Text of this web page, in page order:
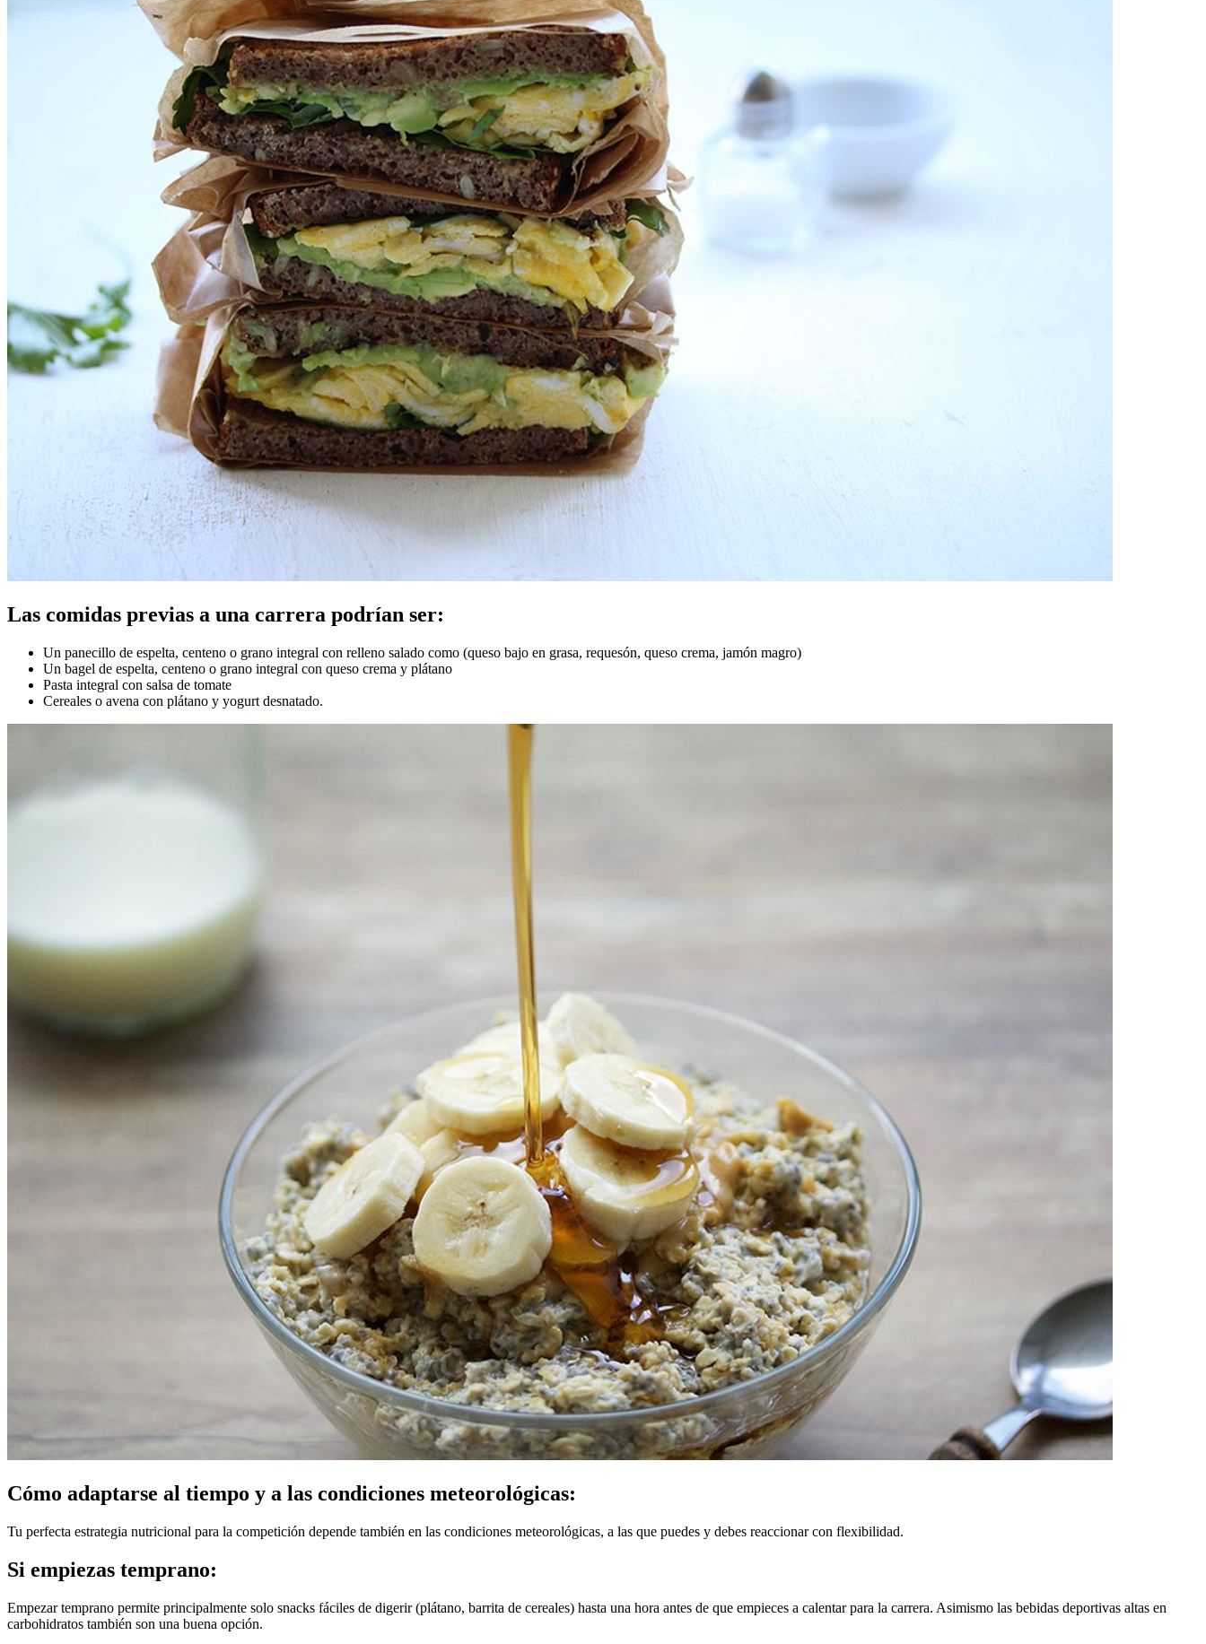
Las comidas previas a una carrera podrían ser:
Un panecillo de espelta, centeno o grano integral con relleno salado como (queso bajo en grasa, requesón, queso crema, jamón magro)
Un bagel de espelta, centeno o grano integral con queso crema y plátano
Pasta integral con salsa de tomate
Cereales o avena con plátano y yogurt desnatado.
Cómo adaptarse al tiempo y a las condiciones meteorológicas:
Tu perfecta estrategia nutricional para la competición depende también en las condiciones meteorológicas, a las que puedes y debes reaccionar con flexibilidad.
Si empiezas temprano:
Empezar temprano permite principalmente solo snacks fáciles de digerir (plátano, barrita de cereales) hasta una hora antes de que empieces a calentar para la carrera. Asimismo las bebidas deportivas altas en
carbohidratos también son una buena opción.